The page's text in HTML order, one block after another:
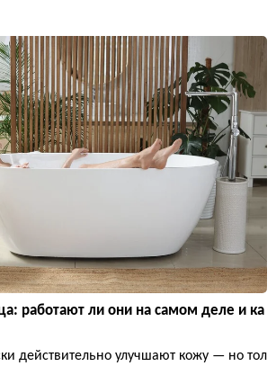
работают ли они на самом деле и ка
действительно улучшают кожу — но тол